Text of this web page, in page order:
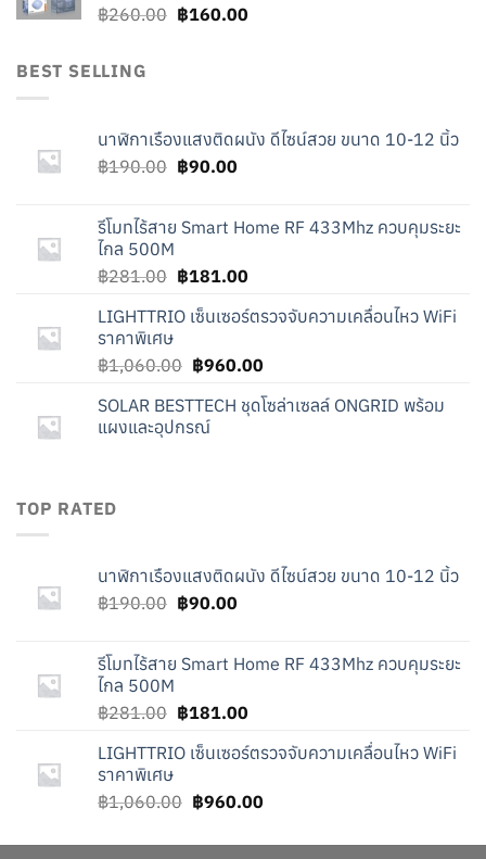
฿260.00 Original
฿160.00Current
BEST SELLING
นาฬิกาเรืองแสงติดผนัง ดีไซน์สวย ขนาด 10-12 นิ้ว
฿190.00 Original
฿190.00.
฿90.00Current
฿90.00.
รีโมทไร้สาย Smart Home RF 433Mhz ควบคุมระยะ
ไกล 500M
฿281.00 Original
was:
฿181.00Current
is:
LIGHTTRIO เซ็นเซอร์ตรวจจับความเคลื่อนไหว WiFi
ราคาพิเศษ
฿1,060.00 Original
was:
฿1,060.00.
฿960.00Current
is:
SOLAR BESTTECH ชุดโซล่าเซลล์ ONGRID พร้อม
แผงและอุปกรณ์
TOP RATED
นาฬิกาเรืองแสงติดผนัง ดีไซน์สวย ขนาด 10-12 นิ้ว
฿190.00 Original
฿190.00.
฿90.00Current
฿90.00.
รีโมทไร้สาย Smart Home RF 433Mhz ควบคุมระยะ
ไกล 500M
฿281.00 Original
was:
฿181.00Current
is:
LIGHTTRIO เซ็นเซอร์ตรวจจับความเคลื่อนไหว WiFi
ราคาพิเศษ
฿1,060.00 Original
was:
฿960.00Current
is: